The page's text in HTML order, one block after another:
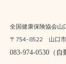
全国健康保険協会山
〒 754-8522 山口
083-974-0530 （